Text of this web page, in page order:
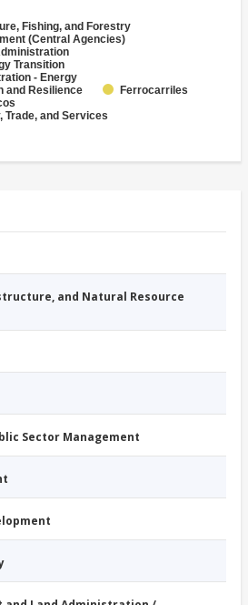
Fishing, and Forestry
(Central Agencies)
Transition
- Energy
and Resilience
Ferrocarriles
Trade, and Services
and Natural Resource
Sector Management